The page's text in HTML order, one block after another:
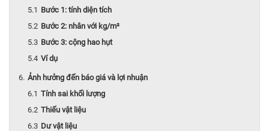
Bước 1: tính diện tích
Bước 2: nhân với kg/m²
Bước 3: cộng hao hụt
Ví dụ
Ảnh hưởng đến báo giá và lợi nhuận
Tính sai khối lượng
Thiếu vật liệu
Dư vật liệu